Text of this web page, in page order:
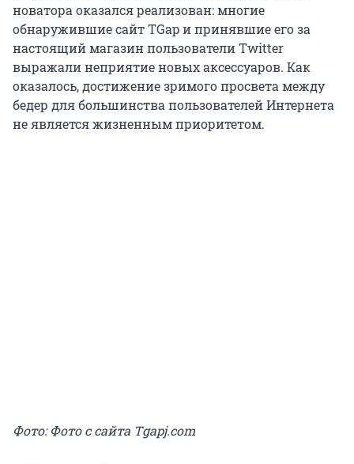
новатора оказался реализован: многие
обнаружившие сайт TGap и принявшие его за
настоящий магазин пользователи Twitter
выражали неприятие новых аксессуаров. Как
оказалось, достижение зримого просвета между
бедер для большинства пользователей Интернета
не является жизненным приоритетом.
Фото: Фото с сайта Тgapj.com